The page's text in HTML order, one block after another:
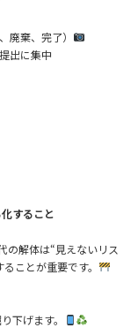
廃棄、完了）
出に集中
すること
の解体は“見えないリス
ことが重要です。
下げます。